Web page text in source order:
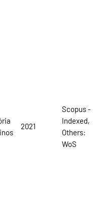
2021
Scopus -
Indexed,
Others:
WoS